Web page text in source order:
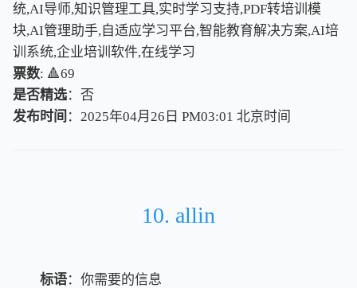
统,AI导师,知识管理工具,实时学习支持,PDF转培训模
块,AI管理助手,自适应学习平台,智能教育解决方案,AI培
训系统,企业培训软件,在线学习
票数: 🔺69
是否精选：否
发布时间 ：2025年04月26日 PM03:01 北京时间
北京时间
10. allin
标语：你需要的信息